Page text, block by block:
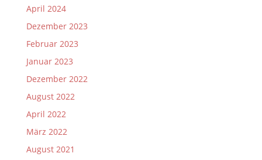
April 2024
Dezember 2023
Februar 2023
Januar 2023
Dezember 2022
August 2022
April 2022
März 2022
August 2021